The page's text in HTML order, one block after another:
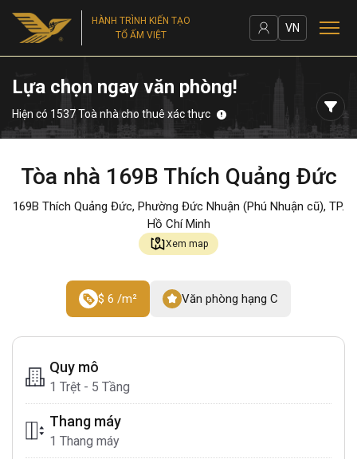
HÀNH TRÌNH KIẾN TẠO
TỔ ẤM VIỆT
VN
Lựa chọn ngay văn phòng!
Hiện có 1537 Toà nhà cho thuê xác thực
Tòa nhà 169B Thích Quảng Đức
169B Thích Quảng Đức, Phường Đức Nhuận (Phú Nhuận cũ), TP.
Hồ Chí Minh
Xem map
$ 6 /m² Văn phòng hạng C
Quy mô
1 Trệt - 5 Tầng
Thang máy
1 Thang máy